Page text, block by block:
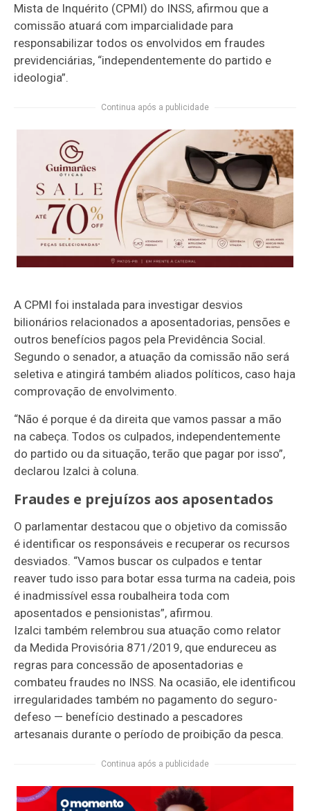
Mista de Inquérito (CPMI) do INSS, afirmou que a
comissão atuará com imparcialidade para
responsabilizar todos os envolvidos em fraudes
previdenciárias, “independentemente do partido e
ideologia”.
Continua após a publicidade
A CPMI foi instalada para investigar desvios
bilionários relacionados a aposentadorias, pensões e
outros benefícios pagos pela Previdência Social.
Segundo o senador, a atuação da comissão não será
seletiva e atingirá também aliados políticos, caso haja
comprovação de envolvimento.
“Não é porque é da direita que vamos passar a mão
na cabeça. Todos os culpados, independentemente
do partido ou da situação, terão que pagar por isso”,
declarou Izalci à coluna.
Fraudes e prejuízos aos aposentados
O parlamentar destacou que o objetivo da comissão
é identificar os responsáveis e recuperar os recursos
desviados. “Vamos buscar os culpados e tentar
reaver tudo isso para botar essa turma na cadeia, pois
é inadmissível essa roubalheira toda com
aposentados e pensionistas”, afirmou.
Izalci também relembrou sua atuação como relator
da Medida Provisória 871/2019, que endureceu as
regras para concessão de aposentadorias e
combateu fraudes no INSS. Na ocasião, ele identificou
irregularidades também no pagamento do seguro-
defeso — benefício destinado a pescadores
artesanais durante o período de proibição da pesca.
Continua após a publicidade